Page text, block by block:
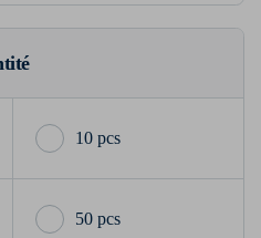
10 pcs
50 pcs